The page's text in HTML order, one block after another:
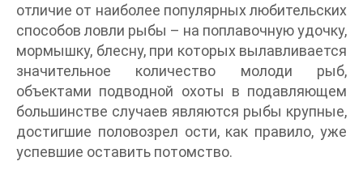
отличие от наиболее популярных любительских
способов ловли рыбы – на поплавочную удочку,
мормышку, блесну, при которых вылавливается
значительное количество молоди рыб,
объектами подводной охоты в подавляющем
большинстве случаев являются рыбы крупные,
достигшие половозрел ости, как правило, уже
успевшие оставить потомство.